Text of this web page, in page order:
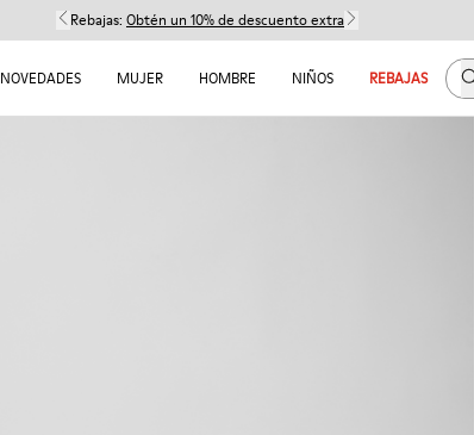
Rebajas: Obtén un 10% de descuento extra
NOVEDADES MUJER HOMBRE NIÑOS REBAJAS